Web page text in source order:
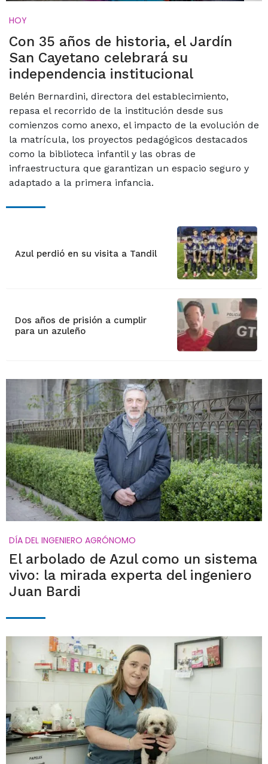
HOY
Con 35 años de historia, el Jardín
San Cayetano celebrará su
independencia institucional
Belén Bernardini, directora del establecimiento,
repasa el recorrido de la institución desde sus
comienzos como anexo, el impacto de la evolución de
la matrícula, los proyectos pedagógicos destacados
como la biblioteca infantil y las obras de
infraestructura que garantizan un espacio seguro y
adaptado a la primera infancia.
Azul perdió en su visita a Tandil
Dos años de prisión a cumplir
para un azuleño
DÍA DEL INGENIERO AGRÓNOMO
El arbolado de Azul como un sistema
vivo: la mirada experta del ingeniero
Juan Bardi